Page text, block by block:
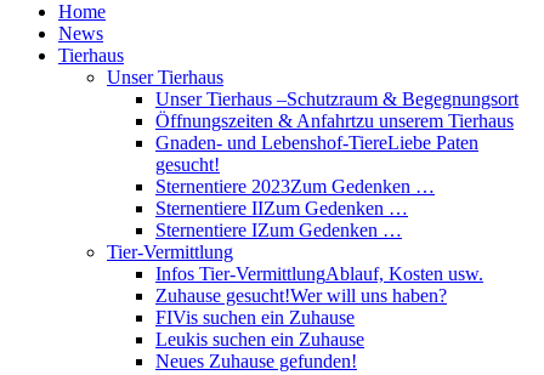
Home
News
Tierhaus
Unser Tierhaus
Unser Tierhaus –Schutzraum & Begegnungsort
Öffnungszeiten & Anfahrtzu unserem Tierhaus
Gnaden- und Lebenshof-TiereLiebe Paten
gesucht!
Sternentiere 2023Zum Gedenken …
Sternentiere IIZum Gedenken …
Sternentiere IZum Gedenken …
Tier-Vermittlung
Infos Tier-VermittlungAblauf, Kosten usw.
Zuhause gesucht!Wer will uns haben?
FIVis suchen ein Zuhause
Leukis suchen ein Zuhause
Neues Zuhause gefunden!